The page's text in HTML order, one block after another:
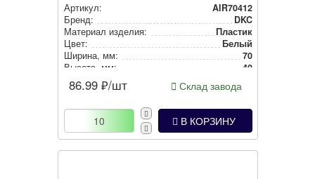
Артикул:
AIR70412
Бренд:
DKC
Материал изделия:
Пластик
Цвет:
Белый
Ширина, мм:
70
Высота, мм:
40
86.99 ₽/шт Склад завода
В КОРЗИНУ